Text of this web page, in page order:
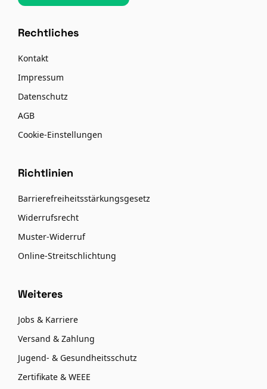
Rechtliches
Kontakt
Impressum
Datenschutz
AGB
Cookie-Einstellungen
Richtlinien
Barrierefreiheitsstärkungsgesetz
Widerrufsrecht
Muster-Widerruf
Online-Streitschlichtung
Weiteres
Jobs & Karriere
Versand & Zahlung
Jugend- & Gesundheitsschutz
Zertifikate & WEEE